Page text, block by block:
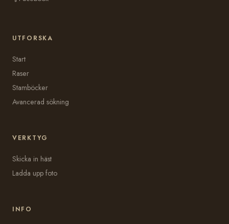
UTFORSKA
Start
Raser
Stamböcker
Avancerad sökning
VERKTYG
Skicka in häst
Ladda upp foto
INFO